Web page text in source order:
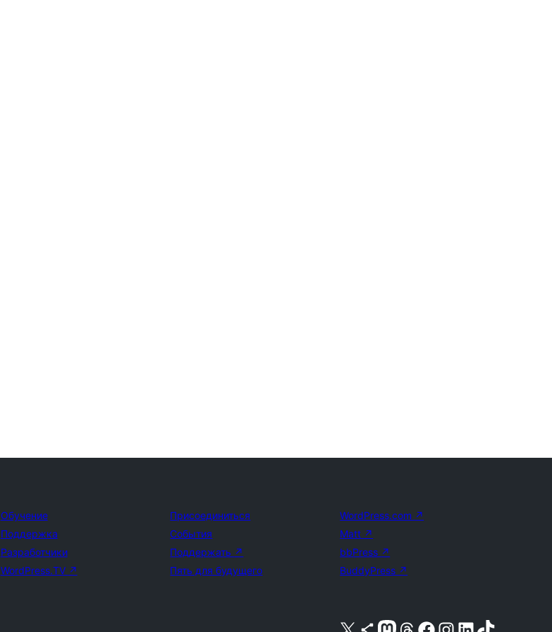
Обучение
Поддержка
Разработчики
WordPress.TV ↗
Присоединиться
События
Поддержать ↗
Пять для будущего
WordPress.com ↗
Matt ↗
bbPress ↗
BuddyPress ↗